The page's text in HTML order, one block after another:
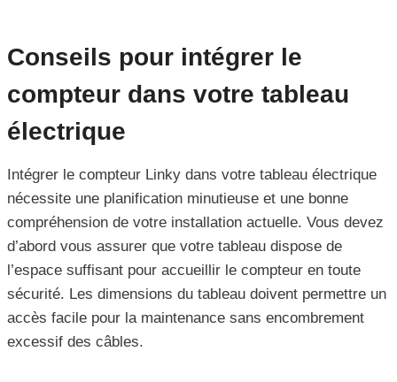
Conseils pour intégrer le
compteur dans votre tableau
électrique
Intégrer le compteur Linky dans votre tableau électrique
nécessite une planification minutieuse et une bonne
compréhension de votre installation actuelle. Vous devez
d’abord vous assurer que votre tableau dispose de
l’espace suffisant pour accueillir le compteur en toute
sécurité. Les dimensions du tableau doivent permettre un
accès facile pour la maintenance sans encombrement
excessif des câbles.